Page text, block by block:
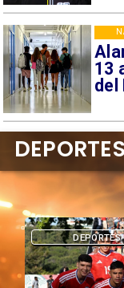
13
del
DEPORTES
DEPORTES